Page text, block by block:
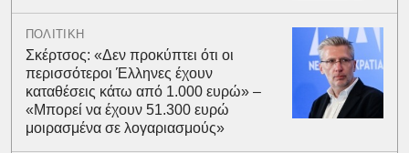
ΠΟΛΙΤΙΚΗ
Σκέρτσος: «Δεν προκύπτει ότι οι
περισσότεροι Έλληνες έχουν
καταθέσεις κάτω από 1.000 ευρώ» –
«Μπορεί να έχουν 51.300 ευρώ
μοιρασμένα σε λογαριασμούς»